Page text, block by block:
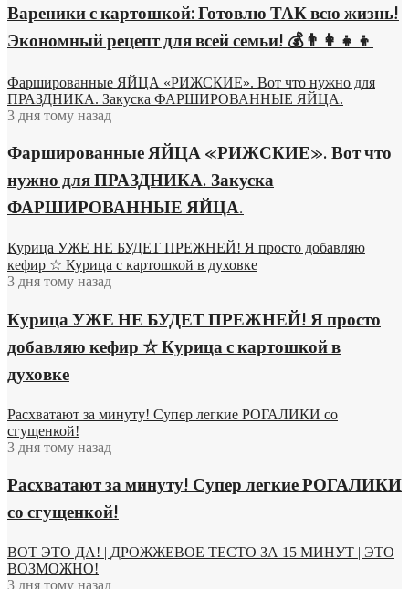
Вареники с картошкой: Готовлю ТАК всю жизнь!
Экономный рецепт для всей семьи! 💰👨👩👧👦
Фаршированные ЯЙЦА «РИЖСКИЕ». Вот что нужно для
ПРАЗДНИКА. Закуска ФАРШИРОВАННЫЕ ЯЙЦА.
3 дня тому назад
Фаршированные ЯЙЦА «РИЖСКИЕ». Вот что
нужно для ПРАЗДНИКА. Закуска
ФАРШИРОВАННЫЕ ЯЙЦА.
Курица УЖЕ НЕ БУДЕТ ПРЕЖНЕЙ! Я просто добавляю
кефир ☆ Курица с картошкой в духовке
3 дня тому назад
Курица УЖЕ НЕ БУДЕТ ПРЕЖНЕЙ! Я просто
добавляю кефир ☆ Курица с картошкой в
духовке
Расхватают за минуту! Супер легкие РОГАЛИКИ со
сгущенкой!
3 дня тому назад
Расхватают за минуту! Супер легкие РОГАЛИКИ
со сгущенкой!
ВОТ ЭТО ДА! | ДРОЖЖЕВОЕ ТЕСТО ЗА 15 МИНУТ | ЭТО
ВОЗМОЖНО!
3 дня тому назад